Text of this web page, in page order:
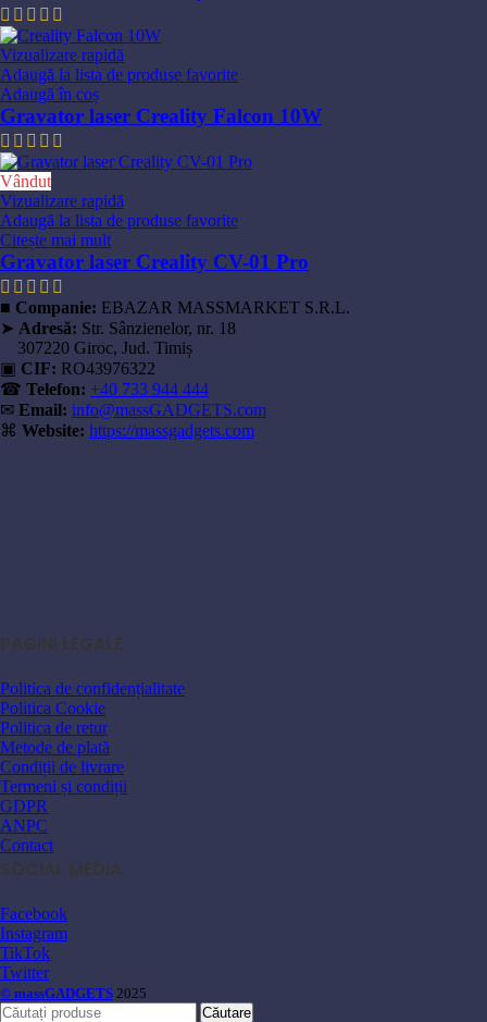
Vizualizare rapidă
Adaugă la lista de produse favorite
Adaugă în coș
Gravator laser Creality Falcon 10W
Vândut
Vizualizare rapidă
Adaugă la lista de produse favorite
Citește mai mult
Gravator laser Creality CV-01 Pro
■ Companie: EBAZAR MASSMARKET S.R.L.
➤ Adresă: Str. Sânzienelor, nr. 18
307220 Giroc, Jud. Timiș
▣ CIF: RO43976322
☎ Telefon: +40 733 944 444
✉ Email: info@massGADGETS.com
⌘ Website: https://massgadgets.com
PAGINI LEGALE
Politica de confidențialitate
Politica Cookie
Politica de retur
Metode de plată
Condiții de livrare
Termeni și condiții
GDPR
ANPC
Contact
SOCIAL MEDIA
Facebook
Instagram
TikTok
Twitter
© massGADGETS 2025
Căutare